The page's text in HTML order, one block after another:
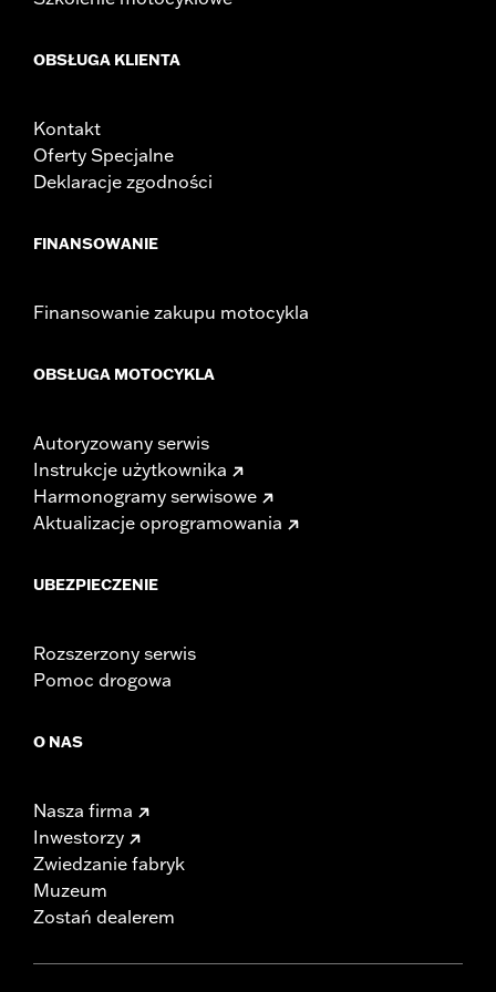
OBSŁUGA KLIENTA
Kontakt
Oferty Specjalne
Deklaracje zgodności
FINANSOWANIE
Finansowanie zakupu motocykla
OBSŁUGA MOTOCYKLA
Autoryzowany serwis
Instrukcje użytkownika
Harmonogramy serwisowe
Aktualizacje oprogramowania
UBEZPIECZENIE
Rozszerzony serwis
Pomoc drogowa
O NAS
Nasza firma
Inwestorzy
Zwiedzanie fabryk
Muzeum
Zostań dealerem